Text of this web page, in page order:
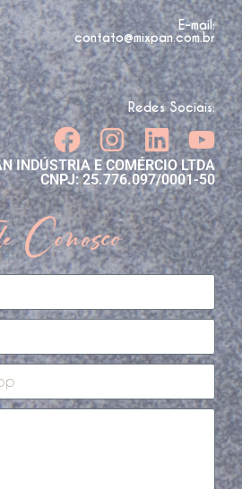
E-mail:
contato@mixpan.com.br
Redes Sociais:
INDÚSTRIA E COMÉRCIO LTDA
CNPJ: 25.776.097/0001-50
Conosco